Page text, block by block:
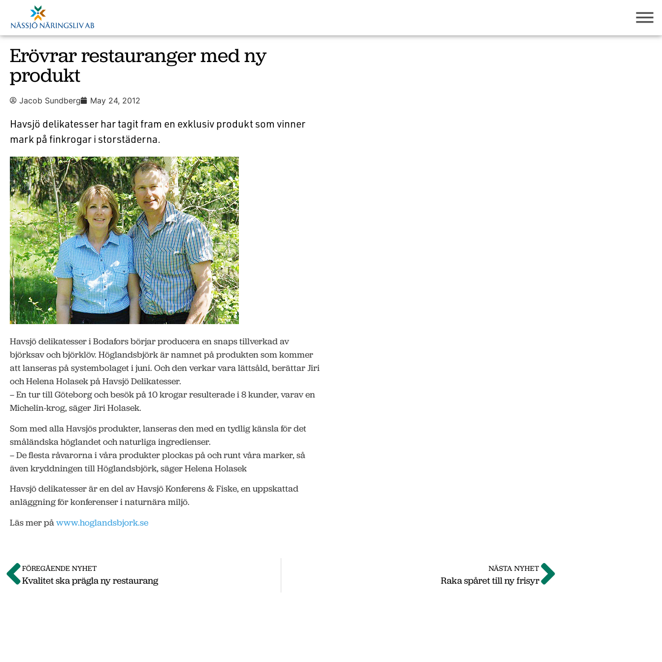
Erövrar restauranger med ny
produkt
Jacob Sundberg May 24, 2012
Havsjö delikatesser har tagit fram en exklusiv produkt som vinner
mark på finkrogar i storstäderna.
Havsjö delikatesser i Bodafors börjar producera en snaps tillverkad av
björksav och björklöv. Höglandsbjörk är namnet på produkten som kommer
att lanseras på systembolaget i juni. Och den verkar vara lättsåld, berättar Jiri
och Helena Holasek på Havsjö Delikatesser.
– En tur till Göteborg och besök på 10 krogar resulterade i 8 kunder, varav en
Michelin-krog, säger Jiri Holasek.
Som med alla Havsjös produkter, lanseras den med en tydlig känsla för det
småländska höglandet och naturliga ingredienser.
– De flesta råvarorna i våra produkter plockas på och runt våra marker, så
även kryddningen till Höglandsbjörk, säger Helena Holasek
Havsjö delikatesser är en del av Havsjö Konferens & Fiske, en uppskattad
anläggning för konferenser i naturnära miljö.
Läs mer påwww.hoglandsbjork.se
FÖREGÅENDE NYHET
Kvalitet ska prägla ny restaurang
NÄSTA NYHET
Raka spåret till ny frisyr